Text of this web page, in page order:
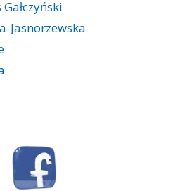
Jasnorzewska